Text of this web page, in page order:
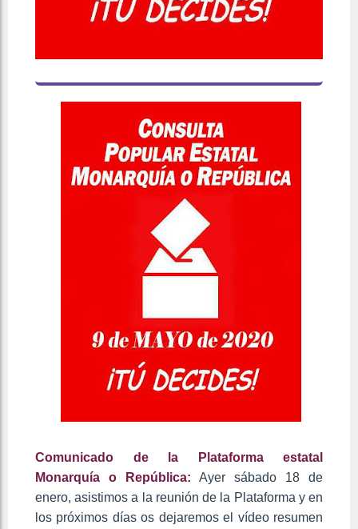
Comunicado de la Plataforma estatal
Monarquía o República: Ayer sábado 18 de
enero, asistimos a la reunión de la Plataforma y en
los próximos días os dejaremos el vídeo resumen